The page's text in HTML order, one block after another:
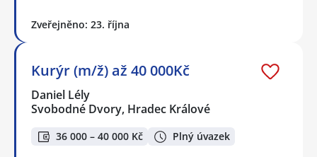
Zveřejněno: 23. října
Kurýr (m/ž) až 40 000Kč
Daniel Lély
Svobodné Dvory, Hradec Králové
36 000 – 40 000 Kč Plný úvazek